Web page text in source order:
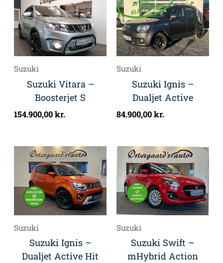
Suzuki
Suzuki Vitara –
Boosterjet S
154.900,00kr.
Suzuki
Suzuki Ignis –
Dualjet Active
84.900,00kr.
Suzuki
Suzuki Ignis –
Dualjet Active Hit
Suzuki
Suzuki Swift –
mHybrid Action